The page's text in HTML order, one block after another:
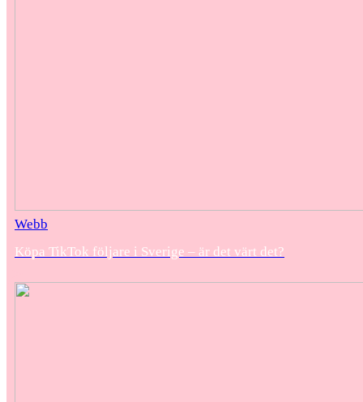
Webb
Köpa TikTok följare i Sverige – är det värt det?